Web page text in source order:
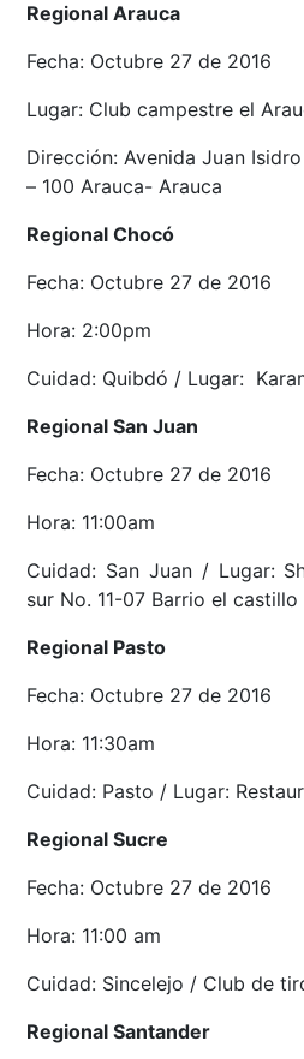
Regional Arauca
Fecha: Octubre 27 de 2016
Lugar: Club campestre el
Dirección: Avenida Juan
– 100 Arauca- Arauca
Regional Chocó
Fecha: Octubre 27 de 2016
Hora: 2:00pm
Cuidad: Quibdó / Lugar:
Regional San Juan
Fecha: Octubre 27 de 2016
Hora: 11:00am
Cuidad: San Juan / Lugar:
sur No. 11-07 Barrio el castillo
Regional Pasto
Fecha: Octubre 27 de 2016
Hora: 11:30am
Cuidad: Pasto / Lugar:
Regional Sucre
Fecha: Octubre 27 de 2016
Hora: 11:00 am
Cuidad: Sincelejo / Club de
Regional Santander